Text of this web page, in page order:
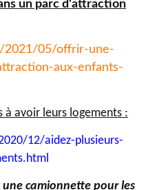
un parc d'attraction
2021/05/offrir-une-
aux-enfants-
à avoir leurs logements :
12/aidez-plusieurs-
camionnette pour les